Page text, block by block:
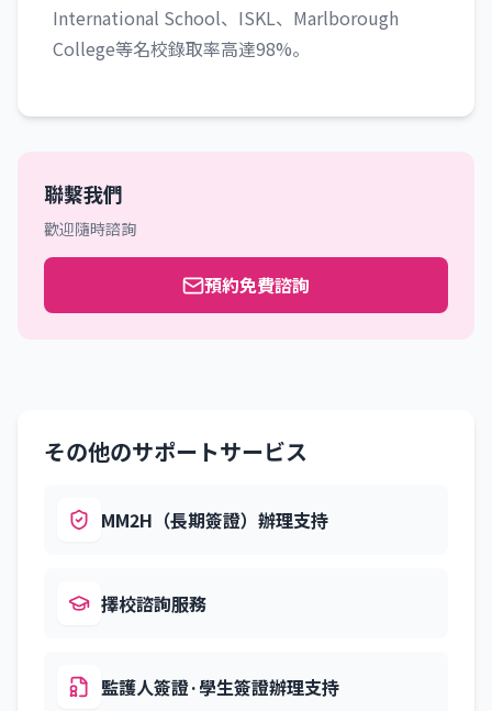
International School、ISKL、Marlborough
College等名校錄取率高達98%。
聯繫我們
歡迎隨時諮詢
預約免費諮詢
その他のサポートサービス
MM2H（長期簽證）辦理支持
擇校諮詢服務
監護人簽證·學生簽證辦理支持